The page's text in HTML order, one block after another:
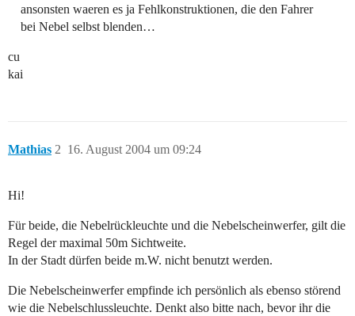
ansonsten waeren es ja Fehlkonstruktionen, die den Fahrer
bei Nebel selbst blenden…
cu
kai
Mathias 16. August 2004 um 09:24
2
Hi!
Für beide, die Nebelrückleuchte und die Nebelscheinwerfer, gilt die
Regel der maximal 50m Sichtweite.
In der Stadt dürfen beide m.W. nicht benutzt werden.
Die Nebelscheinwerfer empfinde ich persönlich als ebenso störend
wie die Nebelschlussleuchte. Denkt also bitte nach, bevor ihr die